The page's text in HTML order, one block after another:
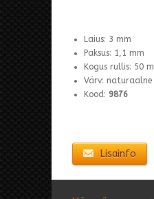
Laius: 3 mm
Paksus: 1,1 mm
Kogus rullis: 50 m
Värv: naturaalne
Kood: 9876
Lisainfo